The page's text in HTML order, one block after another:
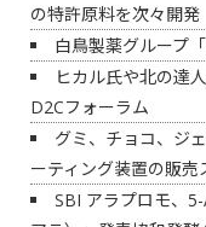
の特許原料を次々開
白鳥製薬グループ
ヒカル氏や北の達
D2Cフォーラム
グミ、チョコ、ジ
ーティング装置の販売
SBI アラプロモ、